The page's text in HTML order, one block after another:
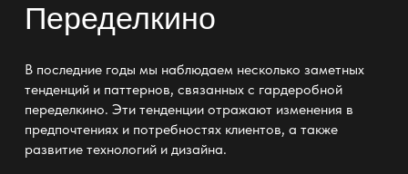
Переделкино
В последние годы мы наблюдаем несколько заметных
тенденций и паттернов, связанных с гардеробной
переделкино. Эти тенденции отражают изменения в
предпочтениях и потребностях клиентов, а также
развитие технологий и дизайна.